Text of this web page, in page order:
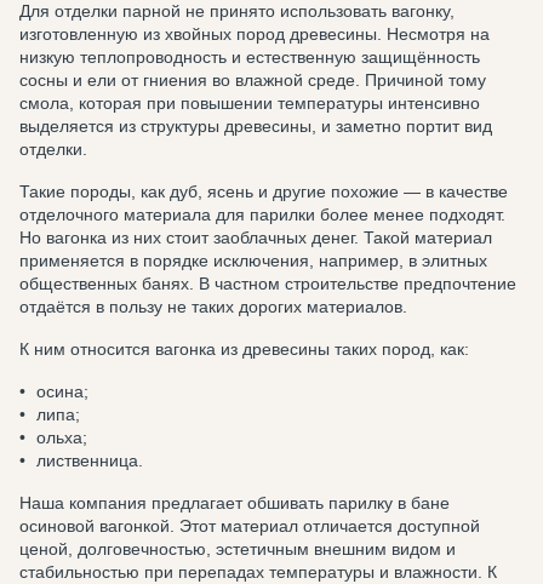
Для отделки парной не принято использовать вагонку,
изготовленную из хвойных пород древесины. Несмотря на
низкую теплопроводность и естественную защищённость
сосны и ели от гниения во влажной среде. Причиной тому
смола, которая при повышении температуры интенсивно
выделяется из структуры древесины, и заметно портит вид
отделки.
Такие породы, как дуб, ясень и другие похожие — в качестве
отделочного материала для парилки более менее подходят.
Но вагонка из них стоит заоблачных денег. Такой материал
применяется в порядке исключения, например, в элитных
общественных банях. В частном строительстве предпочтение
отдаётся в пользу не таких дорогих материалов.
К ним относится вагонка из древесины таких пород, как:
осина;
липа;
ольха;
лиственница.
Наша компания предлагает обшивать парилку в бане
осиновой вагонкой. Этот материал отличается доступной
ценой, долговечностью, эстетичным внешним видом и
стабильностью при перепадах температуры и влажности. К